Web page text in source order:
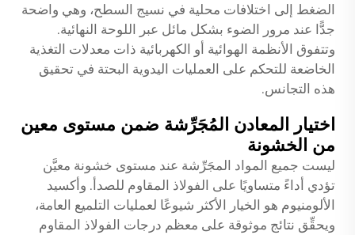
الضغط إلى اختلافات محلية في نسيج السطح، وهي واضحة
جدًّا عند مرور الضوء بشكل مائل عبر اللوحة النهائية.
وتتفوق الأنظمة الهوائية أو الكهربائية ذات معدلات التغذية
الخاضعة للتحكم على العمليات اليدوية البحتة في تحقيق
هذه التجانس.
اختيار المعادن المُجَرِّشة ضمن مستوى معين
من الخشونة
ليست جميع المواد المجَرِّشة عند مستوى خشونة معيَّن
تؤدي أداءً متساويًا على الفولاذ المقاوم للصدأ. وأكسيد
الألومنيوم هو الخيار الأكثر شيوعًا لعمليات التلميع العامة،
ويحقِّق نتائج موثوقة على معظم درجات الفولاذ المقاوم